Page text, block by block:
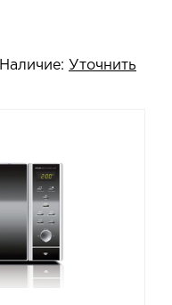
Наличие: Уточнить